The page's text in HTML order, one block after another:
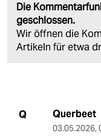
Die
geschlossen.
Wir öffnen die
Artikeln für etwa
Q Querbeet
03.05.2026,